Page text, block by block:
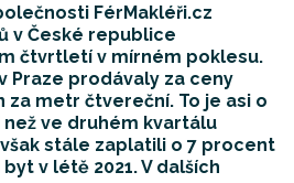
FérMakléři.cz
v České republice
čtvrtletí v mírném poklesu.
Praze prodávaly za ceny
za metr čtvereční. To je asi o
ve druhém kvartálu
stále zaplatili o 7 procent
v létě 2021. V dalších